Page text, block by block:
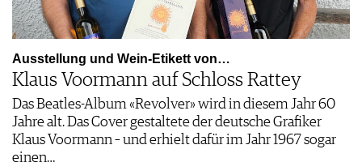
Ausstellung und Wein-Etikett von…
Klaus Voormann auf Schloss Rattey
Das Beatles-Album «Revolver» wird in diesem Jahr 60
Jahre alt. Das Cover gestaltete der deutsche Grafiker
Klaus Voormann – und erhielt dafür im Jahr 1967 sogar
einen…